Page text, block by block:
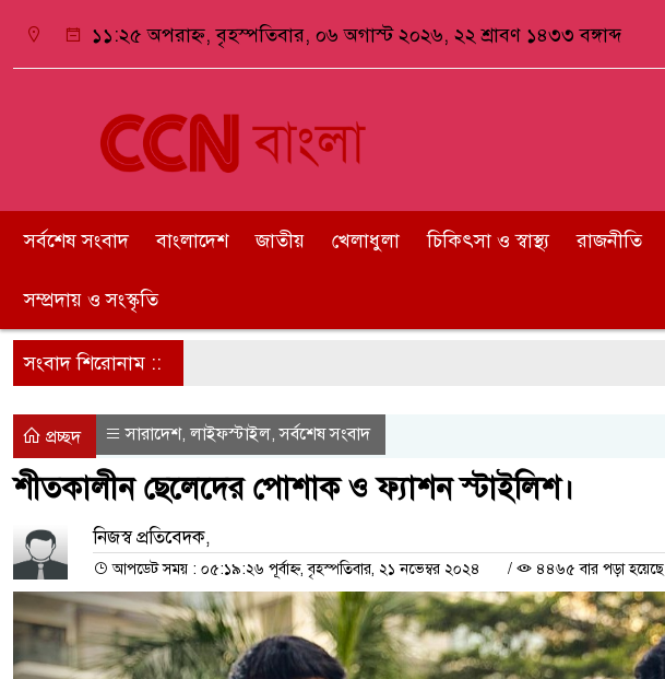
১১:২৫ অপরাহ্ন, বৃহস্পতিবার, ০৬ অগাস্ট ২০২৬, ২২ শ্রাবণ ১৪৩৩ বঙ্গাব্দ
সর্বশেষ সংবাদ বাংলাদেশ জাতীয় খেলাধুলা চিকিৎসা ও স্বাস্থ্য রাজনীতি
সম্প্রদায় ও সংস্কৃতি
সংবাদ শিরোনাম ::
প্রচ্ছদ সারাদেশ, লাইফস্টাইল,সর্বশেষ সংবাদ
শীতকালীন ছেলেদের পোশাক ও ফ্যাশন স্টাইলিশ।
নিজস্ব প্রতিবেদক,
আপডেট সময় : ০৫:১৯:২৬ পূর্বাহ্ন, বৃহস্পতিবার, ২১ নভেম্বর ২০২৪ / ৪৪৬৫ বার পড়া হয়েছে